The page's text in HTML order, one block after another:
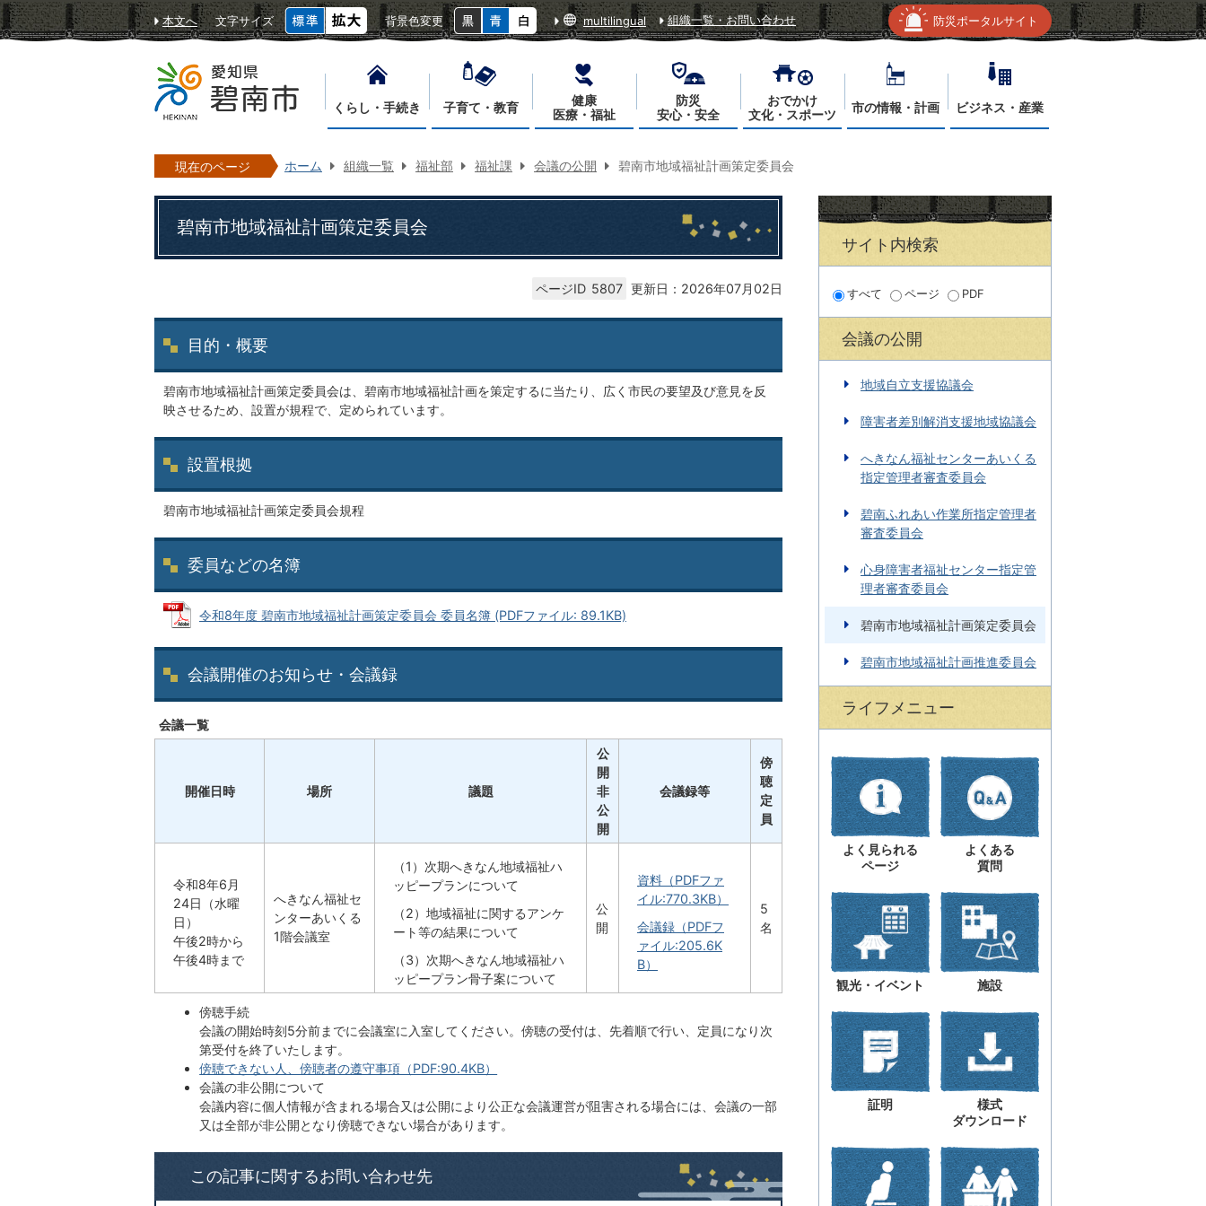
本文へ 文字サイズ 背景色変更 multilingual 組織一覧・お問い合わせ 防災ポータルサイト
くらし・手続き 子育て・教育
健康
医療・福祉
防災
安心・安全
おでかけ
文化・スポーツ
市の情報・計画 ビジネス・産業
現在のページ ホーム 組織一覧 福祉部 福祉課 会議の公開 碧南市地域福祉計画策定委員会
碧南市地域福祉計画策定委員会
ページID 5807 更新日：2026年07月02日
目的・概要
碧南市地域福祉計画策定委員会は、碧南市地域福祉計画を策定するに当たり、広く市民の要望及び意見を反
映させるため、設置が規程で、定められています。
設置根拠
碧南市地域福祉計画策定委員会規程
委員などの名簿
令和8年度 碧南市地域福祉計画策定委員会 委員名簿 (PDFファイル: 89.1KB)
会議開催のお知らせ・会議録
会議一覧
開催日時 場所 議題
公
開
非
公
開
会議録等
傍
聴
定
員
令和8年6月
24日（水曜
日）
午後2時から
午後4時まで
へきなん福祉セ
ンターあいくる
1階会議室
（1）次期へきなん地域福祉ハ
ッピープランについて
（2）地域福祉に関するアンケ
ート等の結果について
（3）次期へきなん地域福祉ハ
ッピープラン骨子案について
公
開
資料（PDFファ
イル:770.3KB）
会議録（PDFフ
ァイル:205.6K
B）
5
名
傍聴手続
会議の開始時刻5分前までに会議室に入室してください。傍聴の受付は、先着順で行い、定員になり次
第受付を終了いたします。
傍聴できない人、傍聴者の遵守事項（PDF:90.4KB）
会議の非公開について
会議内容に個人情報が含まれる場合又は公開により公正な会議運営が阻害される場合には、会議の一部
又は全部が非公開となり傍聴できない場合があります。
この記事に関するお問い合わせ先
サイト内検索
すべて ページ PDF
会議の公開
地域自立支援協議会
障害者差別解消支援地域協議会
へきなん福祉センターあいくる
指定管理者審査委員会
碧南ふれあい作業所指定管理者
審査委員会
心身障害者福祉センター指定管
理者審査委員会
碧南市地域福祉計画策定委員会
碧南市地域福祉計画推進委員会
ライフメニュー
よく見られる
ページ
よくある
質問
観光・イベント 施設
証明
様式
ダウンロード